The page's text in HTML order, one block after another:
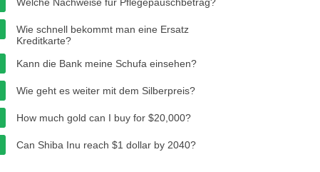
Wie schnell bekommt man eine Ersatz
Kreditkarte?
Kann die Bank meine Schufa einsehen?
Wie geht es weiter mit dem Silberpreis?
How much gold can I buy for $20,000?
Can Shiba Inu reach $1 dollar by 2040?